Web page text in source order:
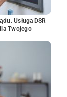
Usługa DSR
Twojego